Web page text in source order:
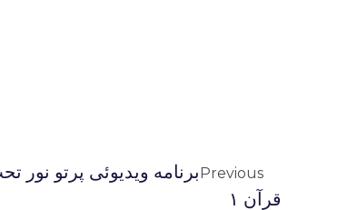
Previousبرنامه ویدیوئى پرتو نور
قرآن ۱